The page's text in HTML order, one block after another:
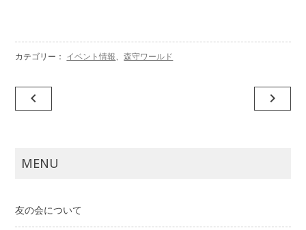
カテゴリー： イベント情報、森守ワールド
投
稿
ビ
シ
navigate_before navigate_next
MENU
友の会について